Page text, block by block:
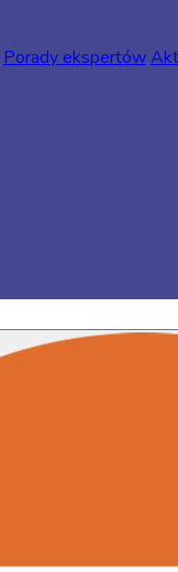
Porady ekspertów